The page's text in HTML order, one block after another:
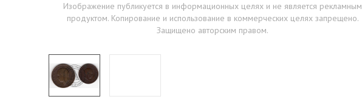
Изображение публикуется в информационных целях и не является рекламным
продуктом. Копирование и использование в коммерческих целях запрещено.
Защищено авторским правом.